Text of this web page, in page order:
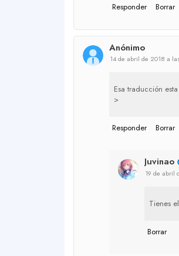
Responder Borrar
Anónimo
14 de abril de 2018 a
Esa traducción
>
Responder Borrar
Juvinao
19 de abril
Tienes
Borrar